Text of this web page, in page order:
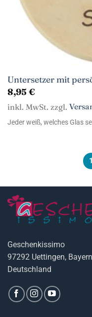
Untersetzer mit
8,95 €
inkl. MwSt. zzgl.
Jeder weiß, welches Glas
1
Geschenkissimo
97292 Uettingen, Bayern
Deutschland